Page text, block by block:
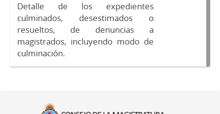
Detalle de los expedientes
culminados, desestimados o
resueltos, de denuncias a
magistrados, incluyendo modo de
culminación.